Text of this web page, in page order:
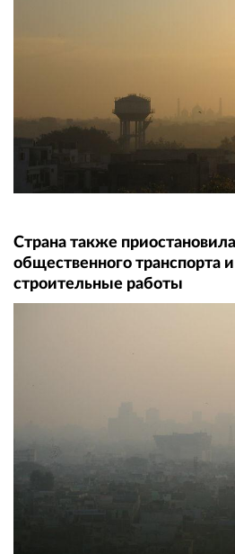
Страна также
общественного транспорта
строительные работы